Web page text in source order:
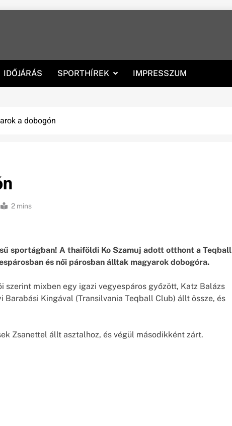
IDŐJÁRÁS SPORTHÍREK IMPRESSZUM
a dobogón
2 mins
sportágban! A thaiföldi Ko Szamuj adott otthont a Teqball
és női párosban álltak magyarok dobogóra.
szerint mixben egy igazi vegyespáros győzött, Katz Balázs
Barabási Kingával (Transilvania Teqball Club) állt össze, és
Zsanettel állt asztalhoz, és végül másodikként zárt.